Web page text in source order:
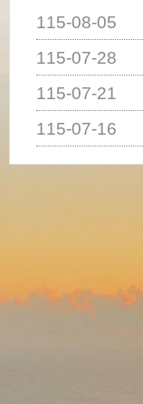
115-08-05
115-07-28
115-07-21
115-07-16